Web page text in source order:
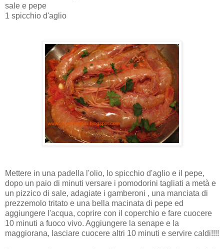
sale e pepe
1 spicchio d'aglio
Mettere in una padella l'olio, lo spicchio d'aglio e il pepe,
dopo un paio di minuti versare i pomodorini tagliati a metà e
un pizzico di sale, adagiate i gamberoni , una manciata di
prezzemolo tritato e una bella macinata di pepe ed
aggiungere l'acqua, coprire con il coperchio e fare cuocere
10 minuti a fuoco vivo. Aggiungere la senape e la
maggiorana, lasciare cuocere altri 10 minuti e servire caldi!!!!